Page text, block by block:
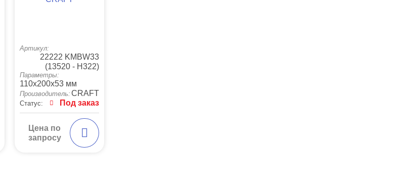
Артикул:
22222 KMBW33
(13520 - H322)
Параметры:
110x200x53 мм
Производитель: CRAFT
Статус: Под заказ
Цена по
запросу